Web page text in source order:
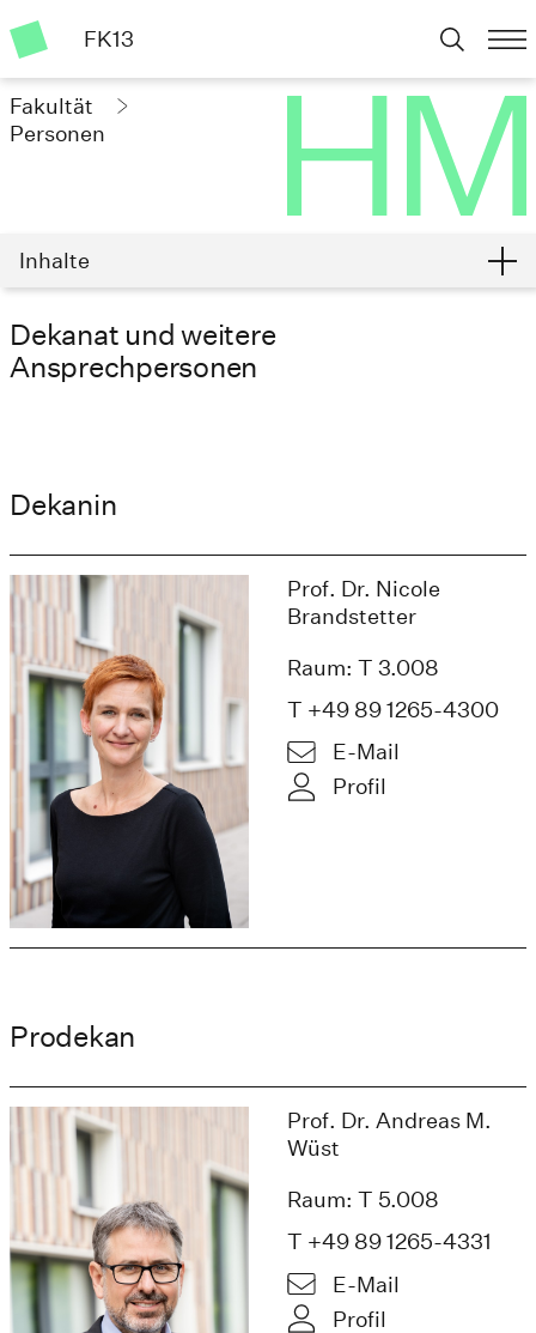
FK13
Fakultät
Personen
Inhalte
Dekanat und weitere
Ansprechpersonen
Dekanin
Prof. Dr. Nicole
Brandstetter
Raum: T 3.008
T +49 89 1265-4300
E-Mail
Profil
Prodekan
Prof. Dr. Andreas M.
Wüst
Raum: T 5.008
T +49 89 1265-4331
E-Mail
Profil